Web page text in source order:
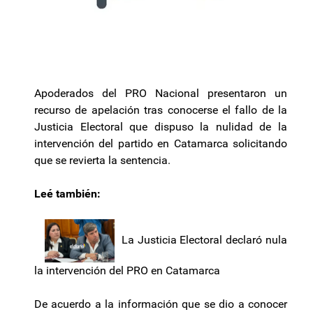
Apoderados del PRO Nacional presentaron un
recurso de apelación tras conocerse el fallo de la
Justicia Electoral que dispuso la nulidad de la
intervención del partido en Catamarca solicitando
que se revierta la sentencia.
Leé también:
La Justicia Electoral declaró nula
la intervención del PRO en Catamarca
De acuerdo a la información que se dio a conocer